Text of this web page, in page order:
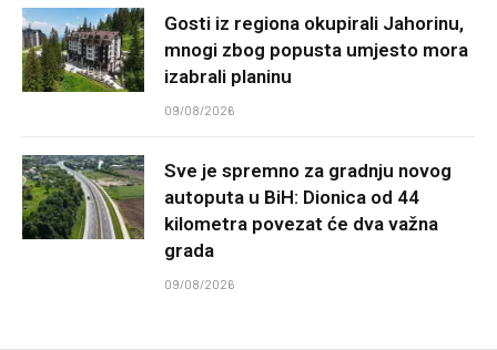
Gosti iz regiona okupirali Jahorinu,
mnogi zbog popusta umjesto mora
izabrali planinu
09/08/2026
Sve je spremno za gradnju novog
autoputa u BiH: Dionica od 44
kilometra povezat će dva važna
grada
09/08/2026